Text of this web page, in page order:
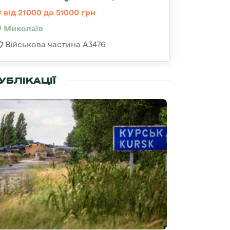
від 21000 до 51000 грн
Миколаїв
Військова частина А3476